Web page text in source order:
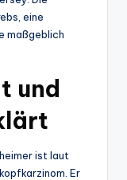
eine
maßgeblich
und
ist laut
Er